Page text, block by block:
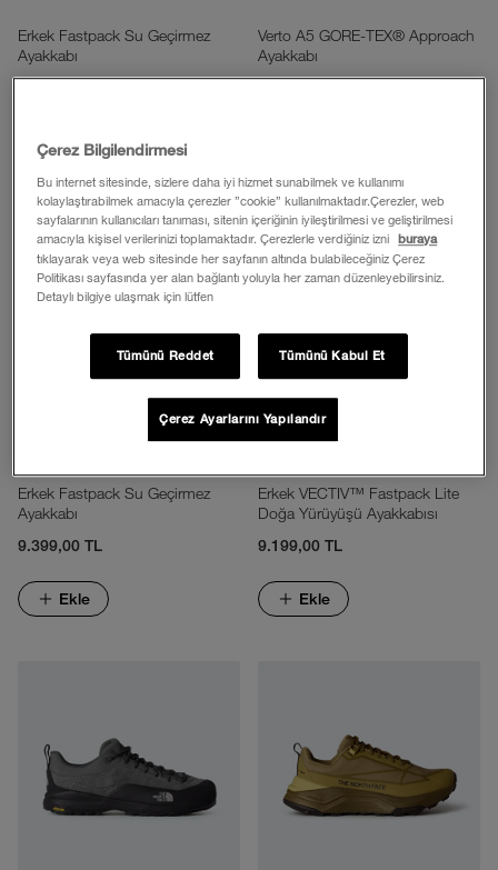
Erkek Fastpack Su Geçirmez
Ayakkabı
Ekle
Verto A5 GORE-TEX® Approach
Ayakkabı
Erkek Fastpack Su Geçirmez
Ayakkabı
9.399,00 TL
Ekle
Erkek VECTIV™ Fastpack Lite
Doğa Yürüyüşü Ayakkabısı
9.199,00 TL
Ekle
Çerez Bilgilendirmesi
Bu internet sitesinde, sizlere daha iyi hizmet sunabilmek ve kullanımı
kolaylaştırabilmek amacıyla çerezler ”cookie” kullanılmaktadır.Çerezler, web
sayfalarının kullanıcıları tanıması, sitenin içeriğinin iyileştirilmesi ve geliştirilmesi
amacıyla kişisel verilerinizi toplamaktadır. Çerezlerle verdiğiniz izni
buraya
tıklayarak veya web sitesinde her sayfanın altında bulabileceğiniz Çerez
Politikası sayfasında yer alan bağlantı yoluyla her zaman düzenleyebilirsiniz.
Detaylı bilgiye ulaşmak için lütfen
Tümünü Reddet Tümünü Kabul Et
Çerez Ayarlarını Yapılandır